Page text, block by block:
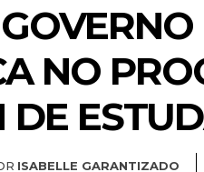
NO
ISABELLE GARANTIZADO